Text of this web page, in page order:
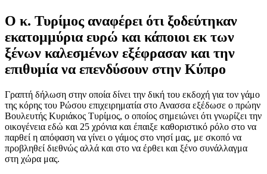
Ο κ. Τυρίμος αναφέρει ότι ξοδεύτηκαν
εκατομμύρια ευρώ και κάποιοι εκ των
ξένων καλεσμένων εξέφρασαν και την
επιθυμία να επενδύσουν στην Κύπρο
Γραπτή δήλωση στην οποία δίνει την δική του εκδοχή για τον γάμο
της κόρης του Ρώσου επιχειρηματία στο Ανασσα εξέδωσε ο πρώην
Βουλευτής Κυριάκος Τυρίμος, ο οποίος σημειώνει ότι γνωρίζει την
οικογένεια εδώ και 25 χρόνια και έπαιξε καθοριστικό ρόλο στο να
παρθεί η απόφαση να γίνει ο γάμος στο νησί μας, με σκοπό να
προβληθεί διεθνώς αλλά και στο να έρθει και ξένο συνάλλαγμα
στη χώρα μας.